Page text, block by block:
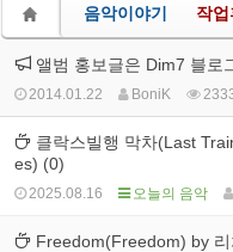
음악이야기 작업
앨범 홍보글은 Dim7 블로
2014.01.22 BoniK
클락스빌행 막차(Last
es) (0)
2025.08.16 오늘의 음악
Freedom(Freedom) by